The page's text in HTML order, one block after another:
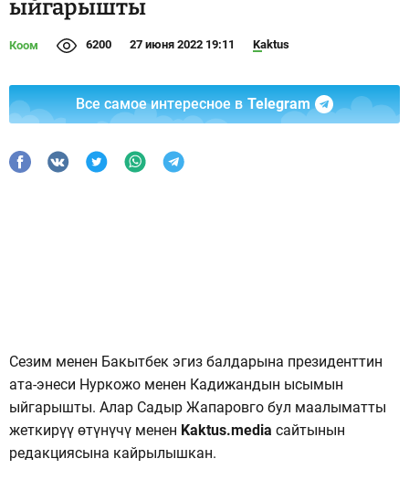
ыйгарышты
Коом 6200 27 июня 2022 19:11 Kaktus
Все самое интересное в Telegram
Сезим менен Бакытбек эгиз балдарына президенттин
ата-энеси Нуркожо менен Кадижандын ысымын
ыйгарышты. Алар Садыр Жапаровго бул маалыматты
жеткирүү өтүнүчү менен Kaktus.media сайтынын
редакциясына кайрылышкан.